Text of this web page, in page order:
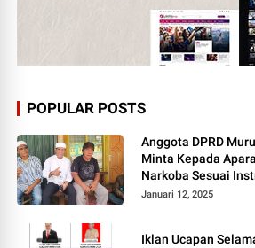
POPULAR POSTS
Anggota DPRD
Minta Kepada Aparat Berantas judi dan
Narkoba Sesuai
Januari 12, 2025
Iklan Ucapan